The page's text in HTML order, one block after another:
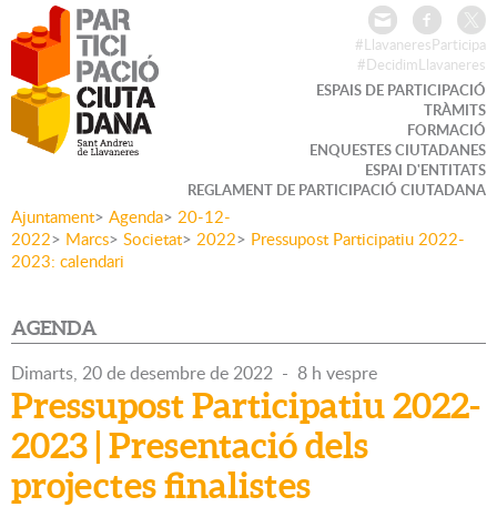
#LlavaneresParticipa
#DecidimLlavaneres
ESPAIS DE PARTICIPACIÓ
TRÀMITS
FORMACIÓ
ENQUESTES CIUTADANES
ESPAI D'ENTITATS
REGLAMENT DE PARTICIPACIÓ CIUTADANA
Ajuntament> Agenda> 20-12-
2022> Marcs> Societat> 2022> Pressupost Participatiu 2022-
2023: calendari
AGENDA
Dimarts, 20dedesembrede 2022 - 8 h vespre
Pressupost Participatiu 2022-
2023 | Presentació dels
projectes finalistes